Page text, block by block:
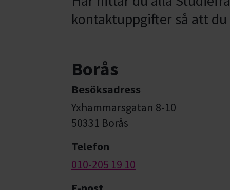
kontaktuppgifter så att
Borås
Besöksadress
Yxhammarsgatan 8-10
50331 Borås
Telefon
010-205 19 10